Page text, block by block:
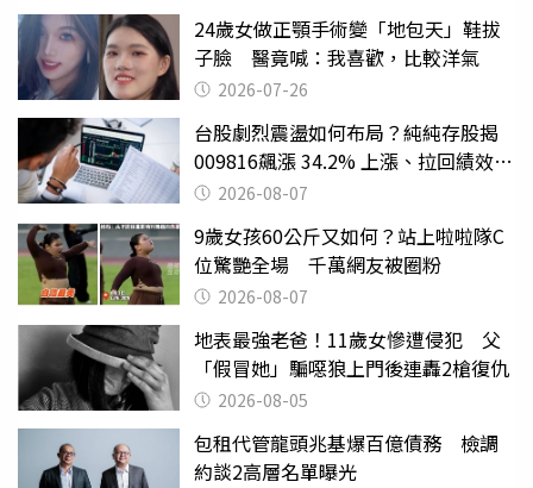
24歲女做正顎手術變「地包天」鞋拔
子臉 醫竟喊：我喜歡，比較洋氣
2026-07-26
台股劇烈震盪如何布局？純純存股揭
009816飆漲 34.2% 上漲、拉回績效勝
主動式ETF
2026-08-07
9歲女孩60公斤又如何？站上啦啦隊C
位驚艷全場 千萬網友被圈粉
2026-08-07
地表最強老爸！11歲女慘遭侵犯 父
「假冒她」騙噁狼上門後連轟2槍復仇
2026-08-05
包租代管龍頭兆基爆百億債務 檢調
約談2高層名單曝光